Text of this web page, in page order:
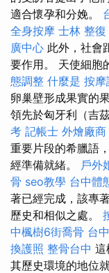
適合懷孕和分娩。
全身按摩 士林 整復
廣中心 此外，社會
要作用。 天使細胞
態調整 什麼是 按摩
卵巢壁形成果實的
領先於匈牙利（吉
考 記帳士 外燴廠商
重要片段的希臘語
經準備就緒。 戶外
骨 seo教學 台中體
著已經完成，該專
歷史和相似之處。
中楓樹6街喬骨 台
換護照 整骨台中 這
其歷史環境的地位